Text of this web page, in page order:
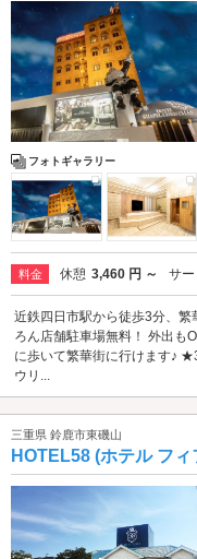
フォトギャラリー
料金 休憩 3,460 円 ～ サ
近鉄四日市駅から徒歩3分、
ろん店舗駐車場無料！ 外出も
に歩いて繁華街に行けます♪
ウリ...
三重県 鈴鹿市東磯山
HOTEL58 (ホテル フ